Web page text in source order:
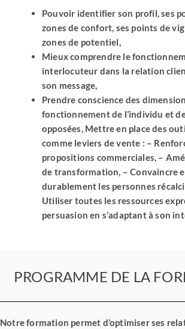
Pouvoir identifier son profil, ses
zones de confort, ses points de
zones de potentiel,
Mieux comprendre le
interlocuteur dans la relation
son message,
Prendre conscience des
fonctionnement de l’individu et
opposées, Mettre en place des
comme leviers de vente : –
propositions commerciales, –
de transformation, – Convaincre
durablement les personnes
Utiliser toutes les ressources
persuasion en s’adaptant à son
PROGRAMME DE LA
Notre formation permet d’optimiser ses